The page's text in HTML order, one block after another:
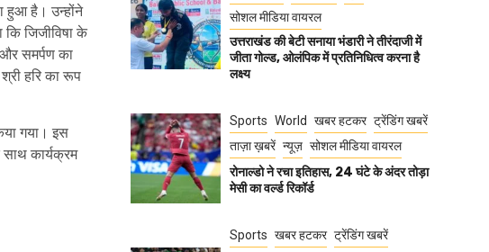
हुआ है। उन्होंने
जिजीविषा के
समर्पण का
हरि का रूप
गया। इस
कार्यक्रम
सोशल मीडिया वायरल
उत्तराखंड की बेटी सनाया भंडारी ने तीरंदाजी में
जीता गोल्ड, ओलंपिक में प्रतिनिधित्व करना है
लक्ष्य
Sports World खबर हटकर ट्रेंडिंग खबरें
ताज़ा ख़बरें न्यूज़ सोशल मीडिया वायरल
रोनाल्डो ने रचा इतिहास, 24 घंटे के अंदर तोड़ा
मेसी का वर्ल्ड रिकॉर्ड
Sports खबर हटकर ट्रेंडिंग खबरें